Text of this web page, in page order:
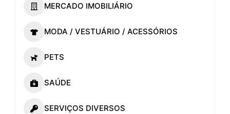
MERCADO IMOBILIÁRIO
MODA / VESTUÁRIO / ACESSÓRIOS
PETS
SAÚDE
SERVIÇOS DIVERSOS